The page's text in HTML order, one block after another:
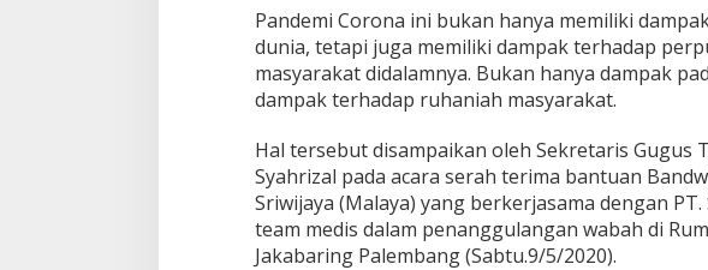
r
n
e
t
U
t
u
k
R
u
Pandemi Corona ini bukan hanya memiliki
dunia, tetapi juga memiliki dampak terhadap
masyarakat didalamnya. Bukan hanya dampak
dampak terhadap ruhaniah masyarakat.
Hal tersebut disampaikan oleh Sekretaris Gugus
Syahrizal pada acara serah terima bantuan
Sriwijaya (Malaya) yang berkerjasama dengan
team medis dalam penanggulangan wabah di
Jakabaring Palembang (Sabtu.9/5/2020).